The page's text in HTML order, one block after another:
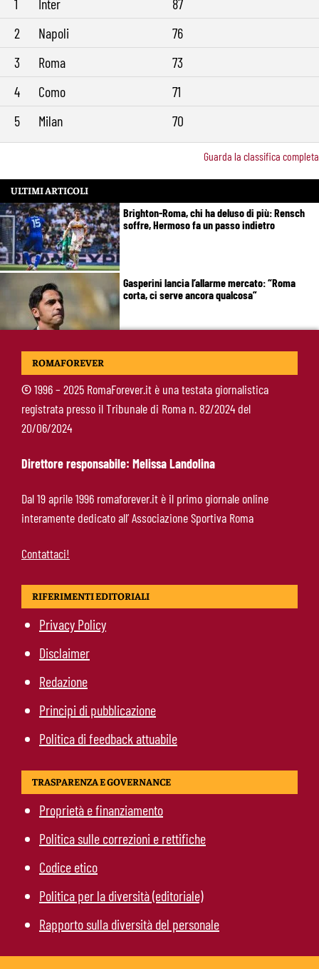
1 Inter
87
2
Napoli
76
3
Roma
73
4
Como
71
5
Milan 70
Guarda la classifica completa
ULTIMI ARTICOLI
Brighton-Roma, chi ha deluso di più: Rensch
soffre, Hermoso fa un passo indietro
Gasperini lancia l’allarme mercato: “Roma
corta, ci serve ancora qualcosa”
Roma, Fofana si complica: spunta Mbaye in
Gittens
Roma, 11 gol subiti in 4 partite: il dato che
preoccupa Gasperini
ROMAFOREVER
©1996 – 2025 RomaForever.it è una testata giornalistica
registrata presso il Tribunale di Roma n. 82/2024 del
20/06/2024
Direttore responsabile: Melissa Landolina
Dal 19 aprile 1996 romaforever.it è il primo giornale online
interamente dedicato all’ Associazione Sportiva Roma
Contattaci!
RIFERIMENTI EDITORIALI
Privacy Policy
Disclaimer
Redazione
Principi di pubblicazione
Politica di feedback attuabile
TRASPARENZA E GOVERNANCE
Proprietà e finanziamento
Politica sulle correzioni e rettifiche
Codice etico
Politica per la diversità (editoriale)
Rapporto sulla diversità del personale